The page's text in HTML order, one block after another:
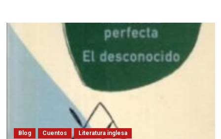
Actualización
Blog Cuentos Literatura inglesa